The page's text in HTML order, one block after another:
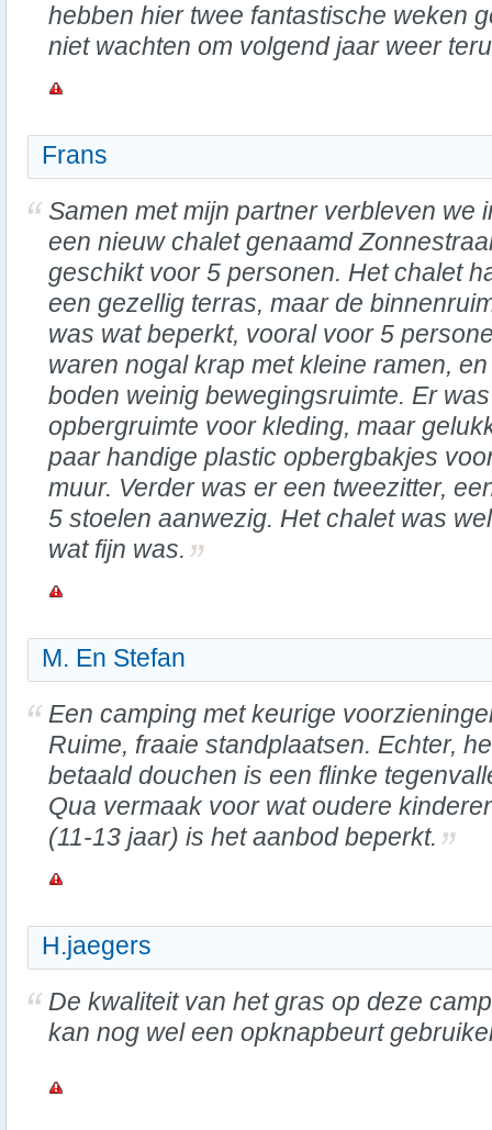
hebben hier twee fantastische weken
niet wachten om volgend jaar weer
Frans
Samen met mijn partner verbleven we
een nieuw chalet genaamd
geschikt voor 5 personen. Het chalet
een gezellig terras, maar de
was wat beperkt, vooral voor 5
waren nogal krap met kleine ramen,
boden weinig bewegingsruimte. Er
opbergruimte voor kleding, maar
paar handige plastic opbergbakjes
muur. Verder was er een tweezitter,
5 stoelen aanwezig. Het chalet was
wat fijn was.
M. En Stefan
Een camping met keurige
Ruime, fraaie standplaatsen. Echter,
betaald douchen is een flinke
Qua vermaak voor wat oudere
(11-13 jaar) is het aanbod beperkt.
H.jaegers
De kwaliteit van het gras op deze
kan nog wel een opknapbeurt